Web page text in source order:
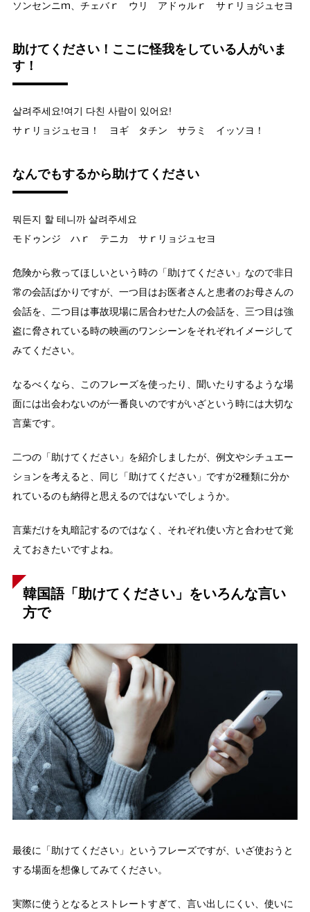
ソンセンニｍ、チェバｒ ウリ アドゥルｒ サｒリョジュセヨ
助けてください！ここに怪我をしている人がいま
す！
살려주세요!여기 다친 사람이 있어요!
サｒリョジュセヨ！ ヨギ タチン サラミ イッソヨ！
なんでもするから助けてください
뭐든지 할 테니까 살려주세요
モドゥンジ ハｒ テニカ サｒリョジュセヨ
危険から救ってほしいという時の「助けてください」なので非日
常の会話ばかりですが、一つ目はお医者さんと患者のお母さんの
会話を、二つ目は事故現場に居合わせた人の会話を、三つ目は強
盗に脅されている時の映画のワンシーンをそれぞれイメージして
みてください。
なるべくなら、このフレーズを使ったり、聞いたりするような場
面には出会わないのが一番良いのですがいざという時には大切な
言葉です。
二つの「助けてください」を紹介しましたが、例文やシチュエー
ションを考えると、同じ「助けてください」ですが2種類に分か
れているのも納得と思えるのではないでしょうか。
言葉だけを丸暗記するのではなく、それぞれ使い方と合わせて覚
えておきたいですよね。
韓国語「助けてください」をいろんな言い
方で
最後に「助けてください」というフレーズですが、いざ使おうと
する場面を想像してみてください。
実際に使うとなるとストレートすぎて、言い出しにくい、使いに